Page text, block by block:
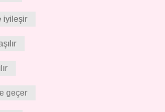
iyileşir
geçer